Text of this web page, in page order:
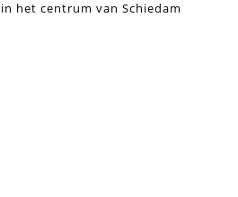
het centrum van Schiedam